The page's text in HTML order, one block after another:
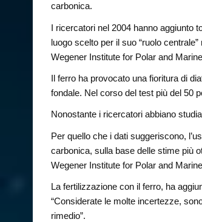
carbonica.
I ricercatori nel 2004 hanno aggiunto
luogo scelto per il suo “ruolo
Wegener Institute for Polar and
Il ferro ha provocato una fioritura di
fondale. Nel corso del test più del 50
Nonostante i ricercatori abbiano
Per quello che i dati suggeriscono,
carbonica, sulla base delle stime più
Wegener Institute for Polar and
La fertilizzazione con il ferro, ha
“Considerate le molte incertezze,
rimedio”.